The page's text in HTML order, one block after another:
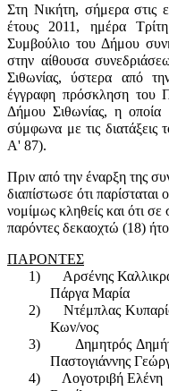
Στη Νικήτη, σήμερα στις
έτους 2011, ημέρα
Συμβούλιο του Δήμου
στην αίθουσα
Σιθωνίας, ύστερα από
έγγραφη πρόσκληση του
Δήμου Σιθωνίας, η οποία
σύμφωνα με τις
Α' 87).
Πριν από την έναρξη της
διαπίστωσε ότι παρίσταται
νομίμως κληθείς και ότι
παρόντες δεκαοχτώ (18)
ΠΑΡΟΝΤΕΣ
1)
Αρσένης
Πάργα Μαρία
2)
Ντέμπλας
Κων/νος
3)
Δημητρός
Παστογιάννης
4)
Λογοτριβή Ελένη